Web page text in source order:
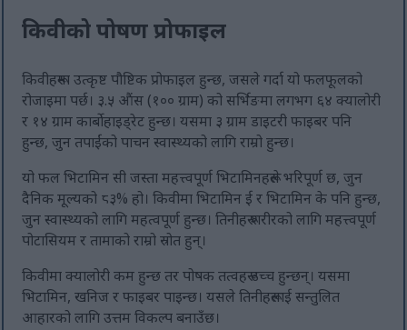
किवीको पोषण प्रोफाइल
किवीहरूमा उत्कृष्ट पौष्टिक प्रोफाइल हुन्छ, जसले गर्दा यो फलफूलको
रोजाइमा पर्छ। ३.५ औंस (१०० ग्राम) को सर्भिङमा लगभग ६४ क्यालोरी
र १४ ग्राम कार्बोहाइड्रेट हुन्छ। यसमा ३ ग्राम डाइटरी फाइबर पनि
हुन्छ, जुन तपाईंको पाचन स्वास्थ्यको लागि राम्रो हुन्छ।
यो फल भिटामिन सी जस्ता महत्त्वपूर्ण भिटामिनहरूले भरिपूर्ण छ, जुन
दैनिक मूल्यको ८३% हो। किवीमा भिटामिन ई र भिटामिन के पनि हुन्छ,
जुन स्वास्थ्यको लागि महत्वपूर्ण हुन्छ। तिनीहरू शरीरको लागि महत्त्वपूर्ण
पोटासियम र तामाको राम्रो स्रोत हुन्।
किवीमा क्यालोरी कम हुन्छ तर पोषक तत्वहरू उच्च हुन्छन्। यसमा
भिटामिन, खनिज र फाइबर पाइन्छ। यसले तिनीहरूलाई सन्तुलित
आहारको लागि उत्तम विकल्प बनाउँछ।